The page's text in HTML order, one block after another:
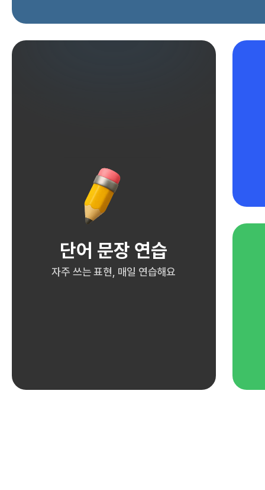
단어 문장 연습
자주 쓰는 표현, 매일 연습해요